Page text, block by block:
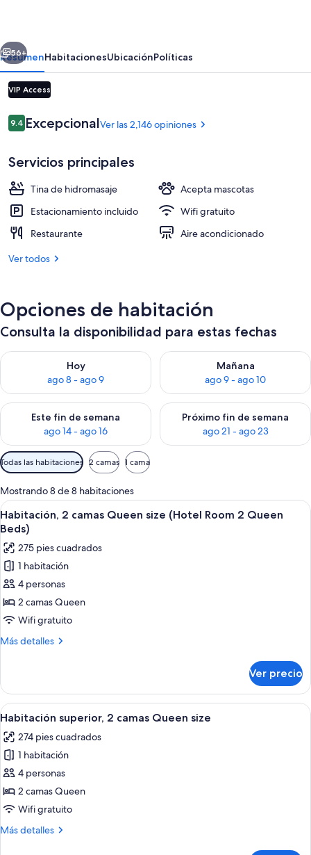
Alberca en la azotea
Siguiente
56+
ResumenHabitacionesUbicaciónPolíticas
VIP Access
Opiniones
9.49.4 de 10,
ExcepcionalVer las 2,146 opiniones
Servicios principales
Tina de hidromasaje
Acepta mascotas
Estacionamiento incluido
Wifi gratuito
Restaurante
Aire acondicionado
Ver todos
Opciones de habitación
Consulta la disponibilidad para estas fechas
Hoy
ago 8 - ago 9
Consulta la disponibilidad para hoy ago 8 - ago 9
Mañana
ago 9 - ago 10
Consulta la disponibilidad
Este fin de semana
ago 14 - ago 16
Consulta la disponibilidad para este fin de semana ago 14 -
Próximo fin de semana
ago 21 - ago 23
Consulta la disponibilidad
Filtros
disponibles
para
las
habitaciones
Todas las habitaciones 2 camas 1 cama
Mostrando 8 de 8 habitaciones
Abrir
todas
las
fotos
de
Habitación,
2
camas
Queen
Room
Queen
Beds)
Habitación de hotel con dos camas,
4
Habitación, 2 camas Queen size (Hotel Room 2 Queen
Beds)
275 pies cuadrados
1 habitación
4 personas
2 camas Queen
Wifi gratuito
Más detalles
Más
2
camas
Queen
(Hotel
Room
Queen
Beds)
Ver precio
Abrir
todas
las
fotos
de
Habitación
superior,
camas
Habitación de hotel con dos camas,
5
Habitación superior, 2 camas Queen size
274 pies cuadrados
1 habitación
4 personas
2 camas Queen
Wifi gratuito
Más detalles
Más